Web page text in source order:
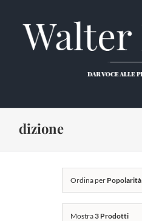
contenuto
dizione
Ordina per Popolarità
Mostra3 Prodotti